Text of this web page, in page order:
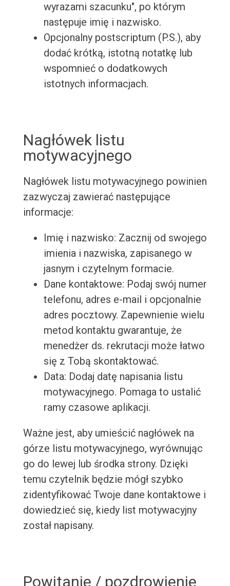
wyrazami szacunku", po którym
następuje imię i nazwisko.
Opcjonalny postscriptum (P.S.), aby
dodać krótką, istotną notatkę lub
wspomnieć o dodatkowych
istotnych informacjach.
Nagłówek listu
motywacyjnego
Nagłówek listu motywacyjnego powinien
zazwyczaj zawierać następujące
informacje:
Imię i nazwisko: Zacznij od swojego
imienia i nazwiska, zapisanego w
jasnym i czytelnym formacie.
Dane kontaktowe: Podaj swój numer
telefonu, adres e-mail i opcjonalnie
adres pocztowy. Zapewnienie wielu
metod kontaktu gwarantuje, że
menedżer ds. rekrutacji może łatwo
się z Tobą skontaktować.
Data: Dodaj datę napisania listu
motywacyjnego. Pomaga to ustalić
ramy czasowe aplikacji.
Ważne jest, aby umieścić nagłówek na
górze listu motywacyjnego, wyrównując
go do lewej lub środka strony. Dzięki
temu czytelnik będzie mógł szybko
zidentyfikować Twoje dane kontaktowe i
dowiedzieć się, kiedy list motywacyjny
został napisany.
Powitanie / pozdrowienie